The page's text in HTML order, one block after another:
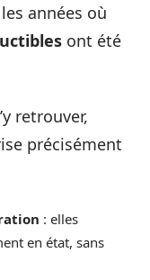
années où
ont été
retrouver,
précisément
: elles
en état, sans